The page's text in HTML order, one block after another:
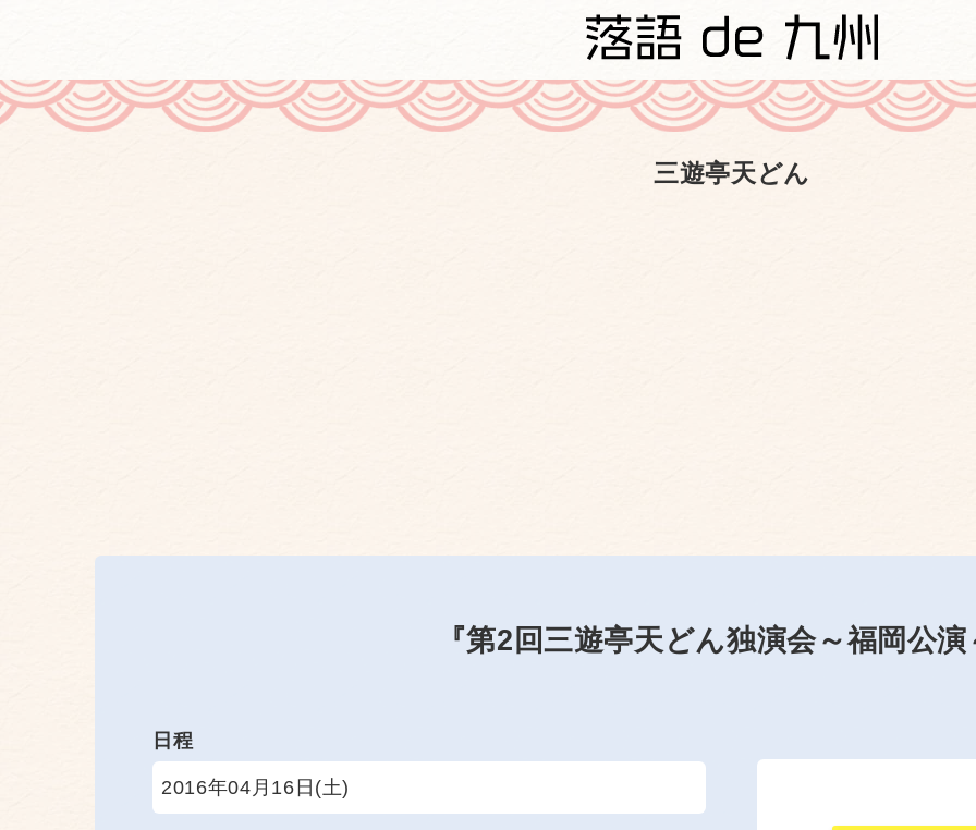
三遊亭天どん
『第2回三遊亭天どん独演会～福岡公演
日程
2016年04月16日(土)